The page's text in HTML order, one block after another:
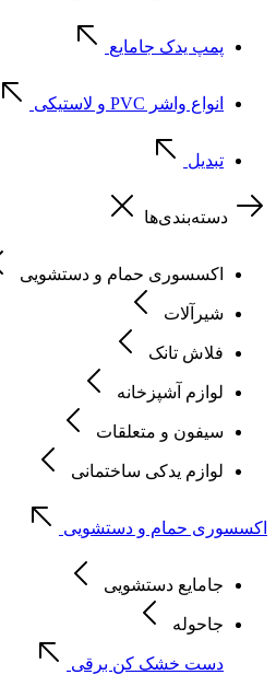
پمپ یدک جامایع
انواع واشر PVC و لاستیکی
تبدیل
دسته‌بندی‌ها
اکسسوری حمام و دستشویی
شیرآلات
فلاش تانک
لوازم آشپزخانه
سیفون و متعلقات
لوازم یدکی ساختمانی
اکسسوری حمام و دستشویی
جامایع دستشویی
جاحوله
دست خشک کن برقی